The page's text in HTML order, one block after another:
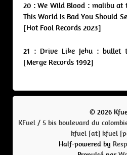
20 : We Wild Blood : malibu at
This World Is Bad You Should
[Hot Fool Records 2023]
21 : Drive Like Jehu :
[Merge Records 1992]
© 2026
KFuel / 5 bis boulevard du
kfuel [at] kfuel
Half-powered by